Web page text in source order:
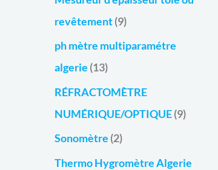
revêtement(9)
ph mètre multiparamétre
algerie (13)
RÉFRACTOMÈTRE
NUMÉRIQUE/OPTIQUE(9)
Sonomètre (2)
Thermo Hygromètre Algerie